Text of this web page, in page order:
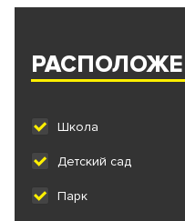
Школа
Детский сад
Парк